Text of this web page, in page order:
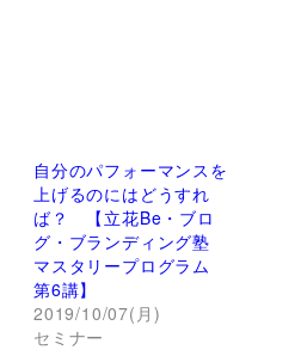
自分のパフォーマンスを
上げるのにはどうすれ
ば？ 【立花Be・ブロ
グ・ブランディング塾
マスタリープログラム
第6講】
2019/10/07(月)
セミナー